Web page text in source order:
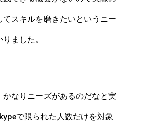
スキルを磨きたいというニー
ました。
なりニーズがあるのだなと実
で限られた人数だけを対象